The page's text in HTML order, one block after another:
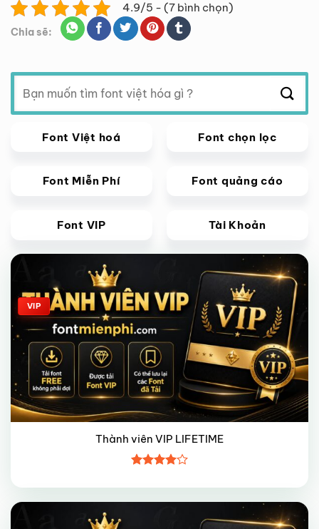
4.9/5 - (7 bình chọn)
Chia sẽ:
Tìm
kiếm:
Font Việt hoá Font chọn lọc
Font Miễn Phí Font quảng cáo
Font VIP Tài Khoản
Giảm giá!
VIP
Thành viên VIP LIFETIME
xếp hạng
45 sao
Giảm giá!